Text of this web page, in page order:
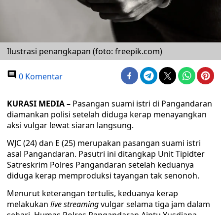
Ilustrasi penangkapan (foto: freepik.com)
0 Komentar
KURASI MEDIA – Pasangan suami istri di Pangandaran
diamankan polisi setelah diduga kerap menayangkan
aksi vulgar lewat siaran langsung.
WJC (24) dan E (25) merupakan pasangan suami istri
asal Pangandaran. Pasutri ini ditangkap Unit Tipidter
Satreskrim Polres Pangandaran setelah keduanya
diduga kerap memproduksi tayangan tak senonoh.
Menurut keterangan tertulis, keduanya kerap
melakukan live streamingvulgar selama tiga jam dalam